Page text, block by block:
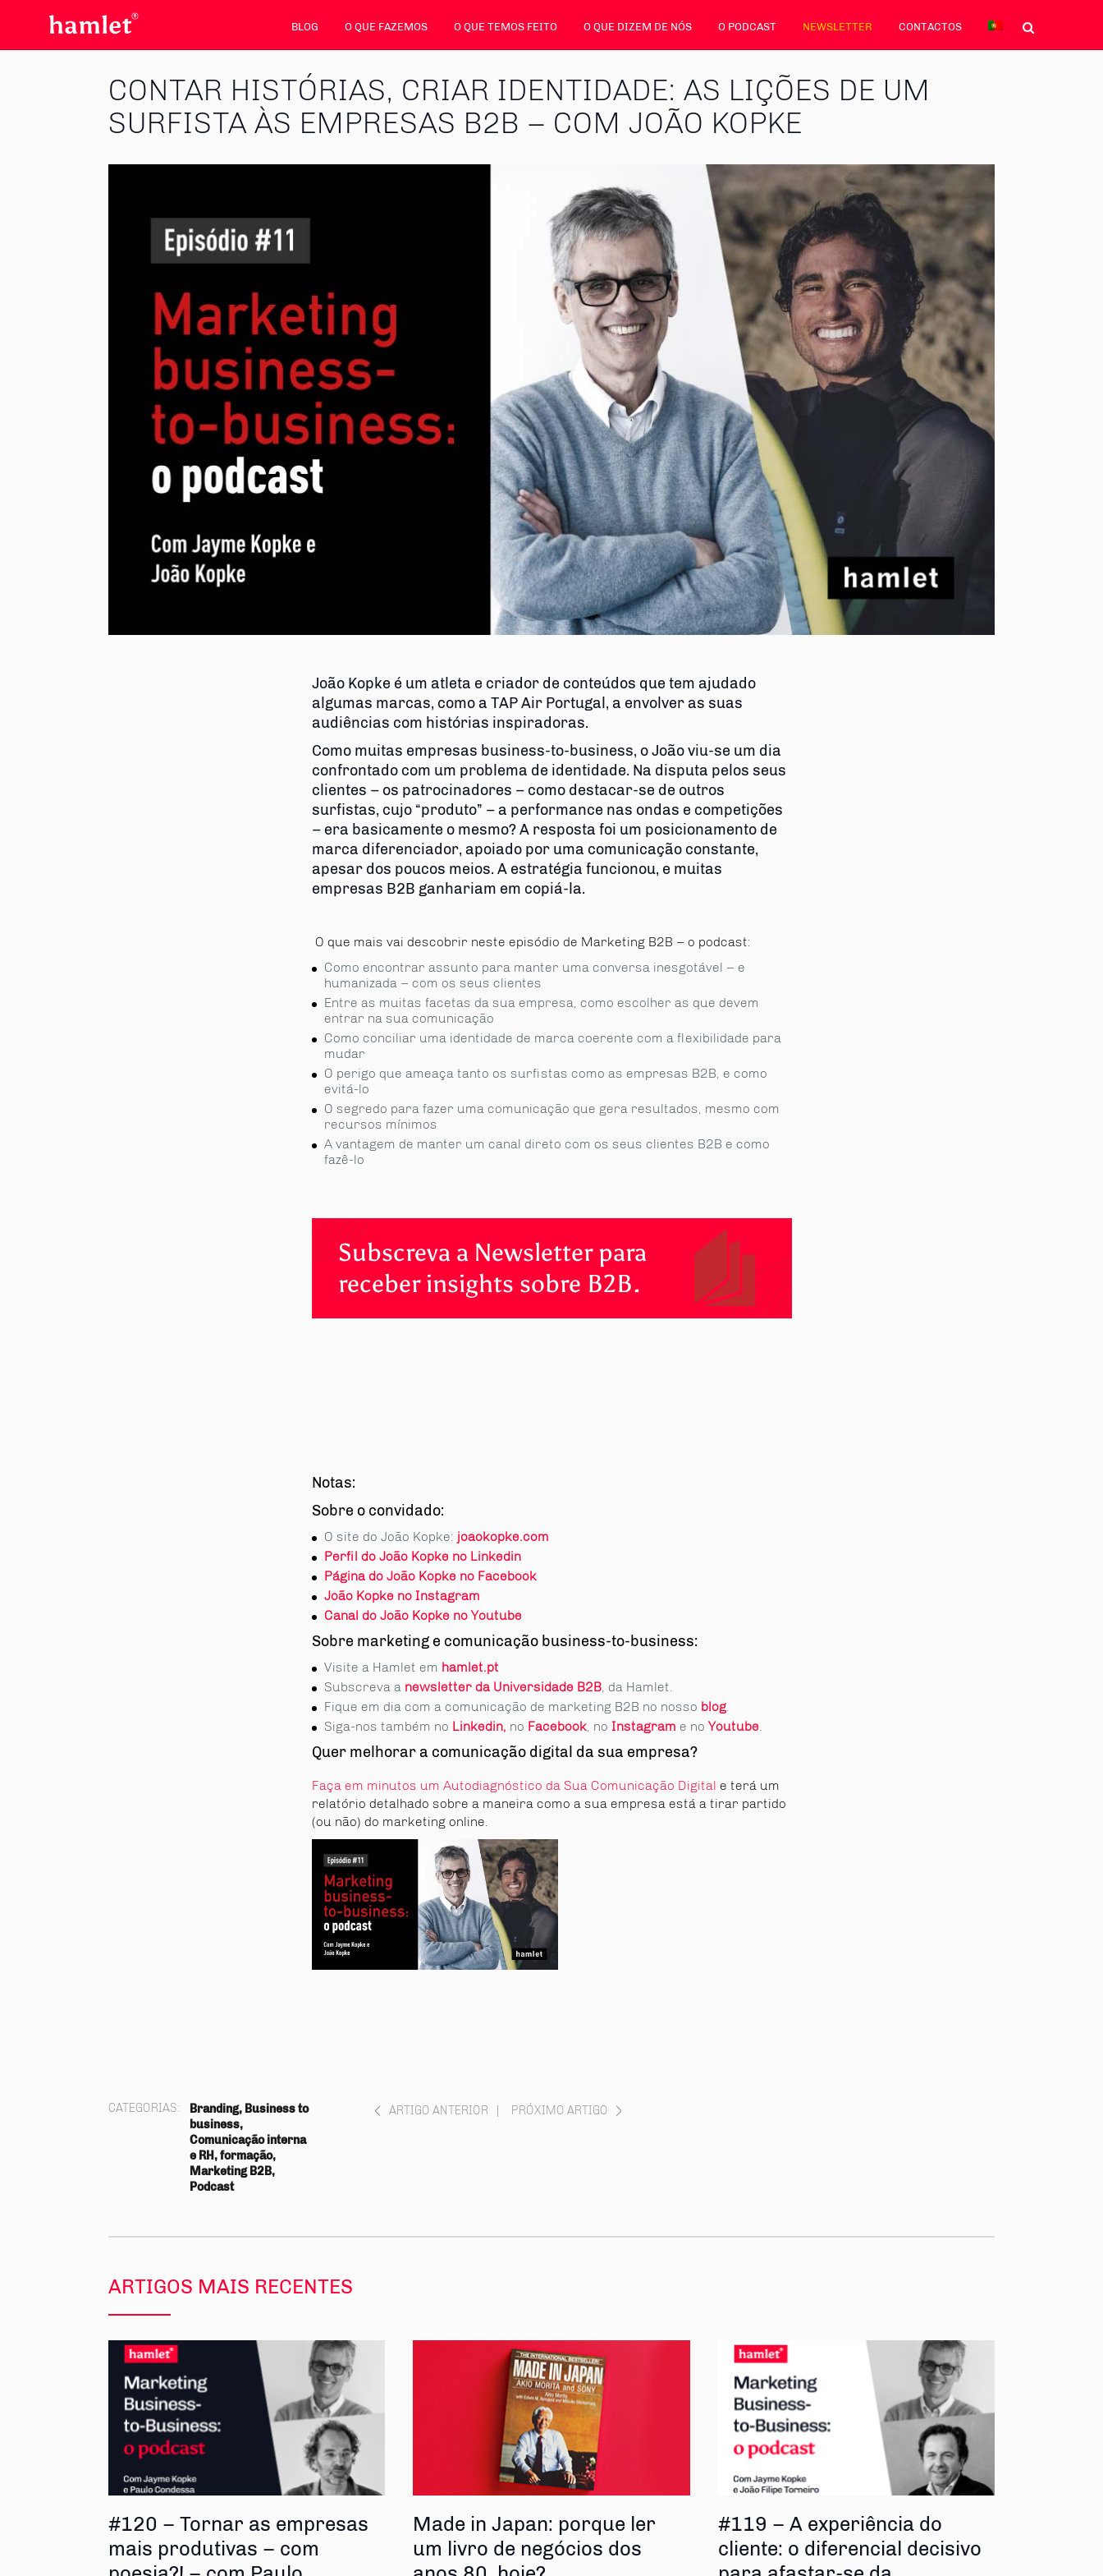
BLOG O QUE FAZEMOS O QUE TEMOS FEITO O QUE DIZEM DE NÓS O PODCAST NEWSLETTER CONTACTOS
CONTAR HISTÓRIAS, CRIAR IDENTIDADE: AS LIÇÕES DE UM
SURFISTA ÀS EMPRESAS B2B – COM JOÃO KOPKE
João Kopke é um atleta e criador de conteúdos que tem ajudado
algumas marcas, como a TAP Air Portugal, a envolver as suas
audiências com histórias inspiradoras.
Como muitas empresas business-to-business, o João viu-se um dia
confrontado com um problema de identidade. Na disputa pelos seus
clientes – os patrocinadores – como destacar-se de outros
surfistas, cujo “produto” – a performance nas ondas e competições
– era basicamente o mesmo? A resposta foi um posicionamento de
marca diferenciador, apoiado por uma comunicação constante,
apesar dos poucos meios. A estratégia funcionou, e muitas
empresas B2B ganhariam em copiá-la.
O que mais vai descobrir neste episódio de Marketing B2B – o podcast:
Como encontrar assunto para manter uma conversa inesgotável – e
humanizada – com os seus clientes
Entre as muitas facetas da sua empresa, como escolher as que devem
entrar na sua comunicação
Como conciliar uma identidade de marca coerente com a flexibilidade para
mudar
O perigo que ameaça tanto os surfistas como as empresas B2B, e como
evitá-lo
O segredo para fazer uma comunicação que gera resultados, mesmo com
recursos mínimos
A vantagem de manter um canal direto com os seus clientes B2B e como
fazê-lo
Subscreva a Newsletter para
receber insights sobre B2B.
Notas:
Sobre o convidado:
O site do João Kopke: joaokopke.com
Perfil do João Kopke no Linkedin
Página do João Kopke no Facebook
João Kopke no Instagram
Canal do João Kopke no Youtube
Sobre marketing e comunicação business-to-business:
Visite a Hamlet em hamlet.pt
Subscreva a newsletter da Universidade B2B, da Hamlet.
Fique em dia com a comunicação de marketing B2B no nosso blog.
Siga-nos também no Linkedin, no Facebook, no Instagram e no Youtube
Quer melhorar a comunicação digital da sua empresa?
Faça em minutos um Autodiagnóstico da Sua Comunicação Digital e terá um
relatório detalhado sobre a maneira como a sua empresa está a tirar partido
(ou não) do marketing online.
CATEGORIAS:
Branding, Business to
business,
Comunicação interna
e RH, formação,
Marketing B2B,
Podcast
ARTIGO ANTERIOR PRÓXIMO ARTIGO
ARTIGOS MAIS RECENTES
#120 – Tornar as empresas
mais produtivas – com
Made in Japan: porque ler
um livro de negócios dos
#119 – A experiência do
cliente: o diferencial decisivo